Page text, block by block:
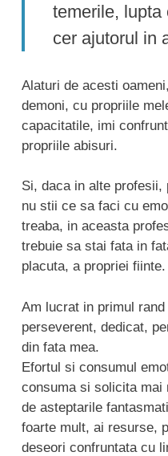
temerile, lupta
cer ajutorul in
Alaturi de acesti
demoni, cu propriile
capacitatile, imi
propriile abisuri.
Si, daca in alte profesii,
nu stii ce sa faci cu
treaba, in aceasta
trebuie sa stai fata in
placuta, a propriei fiinte.
Am lucrat in primul
perseverent, dedicat,
din fata mea.
Efortul si consumul
consuma si solicita mai
de asteptarile
foarte mult, ai resurse,
deseori confruntata cu